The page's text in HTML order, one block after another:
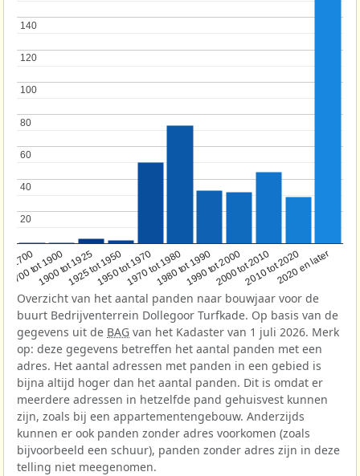
1700
1700 tot 1900
1900 tot 19251925 tot 19501950 tot 19701970 tot 19801980 tot 19901990 tot 20002000 tot 20102010 tot 20202020 en later
20
20
40
40
60
60
80
80
100
100
120
120
140
140
Overzicht van het aantal panden naar bouwjaar voor de
buurt Bedrijventerrein Dollegoor Turfkade. Op basis van de
gegevens uit de BAG van het Kadaster van 1 juli 2026. Merk
op: deze gegevens betreffen het aantal panden met een
adres. Het aantal adressen met panden in een gebied is
bijna altijd hoger dan het aantal panden. Dit is omdat er
meerdere adressen in hetzelfde pand gehuisvest kunnen
zijn, zoals bij een appartementengebouw. Anderzijds
kunnen er ook panden zonder adres voorkomen (zoals
bijvoorbeeld een schuur), panden zonder adres zijn in deze
telling niet meegenomen.